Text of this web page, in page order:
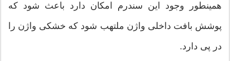
همینطور وجود این سندرم امکان دارد باعث شود که
پوشش بافت داخلی واژن ملتهب شود که خشکی واژن را
در پی دارد.